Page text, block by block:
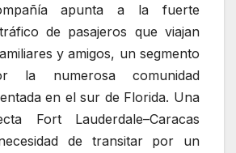
apunta a la fuerte
de pasajeros que viajan
y amigos, un segmento
la numerosa comunidad
en el sur de Florida. Una
Fort Lauderdale–Caracas
de transitar por un